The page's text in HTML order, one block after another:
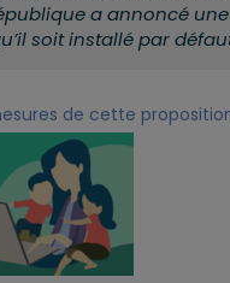
a annoncé
soit installé par
de cette